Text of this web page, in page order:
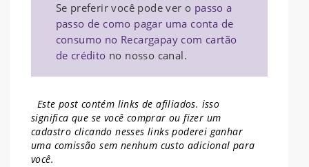
Se preferir você pode ver o passo a
passo de como pagar uma conta de
consumo no Recargapay com cartão
de crédito no nosso canal.
Este post contém links de afiliados. isso
significa que se você comprar ou fizer um
cadastro clicando nesses links poderei ganhar
uma comissão sem nenhum custo adicional para
você.